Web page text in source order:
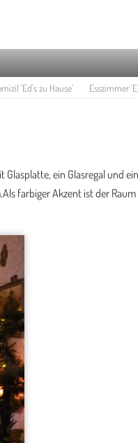
'Ed's zu Hause' Esszimmer
ein Glasregal und
farbiger Akzent ist der